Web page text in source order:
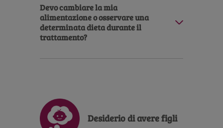
Devo cambiare la mia
alimentazione o osservare una
determinata dieta durante il
trattamento?
Description
Desiderio di avere figli